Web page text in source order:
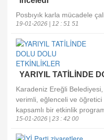
Posbıyık karla mücadele
19-01-2026 | 12 : 51 51
YARIYIL TATİLİNDE
Karadeniz Ereğli
verimli, eğlenceli ve
kapsamlı bir etkinlik program
15-01-2026 | 23 : 42 00